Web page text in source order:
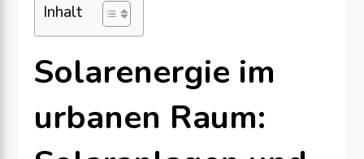
Inhalt
Solarenergie im
urbanen Raum: